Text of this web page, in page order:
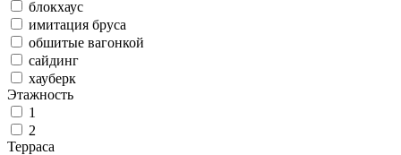
блокхаус
имитация бруса
обшитые вагонкой
сайдинг
хауберк
Этажность
1
2
Терраса